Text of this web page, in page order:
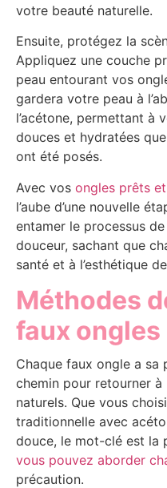
votre beauté naturelle.
Ensuite, protégez la
Appliquez une couche
peau entourant vos
gardera votre peau à
l’acétone, permettant à
douces et hydratées
ont été posés.
Avec vos ongles prêts
l’aube d’une nouvelle
entamer le processus
douceur, sachant que
santé et à l’esthétique
Méthodes
faux ongles
Chaque faux ongle a
chemin pour retourner à
naturels. Que vous
traditionnelle avec
douce, le mot-clé est la
vous pouvez aborder
précaution.